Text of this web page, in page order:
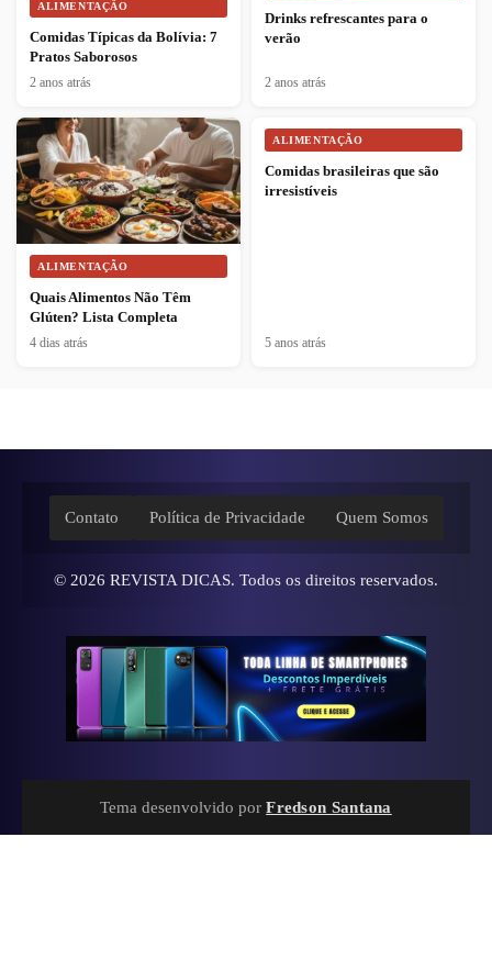
ALIMENTAÇÃO
Comidas Típicas da Bolívia: 7
Pratos Saborosos
2 anos atrás
Drinks refrescantes para o
verão
2 anos atrás
ALIMENTAÇÃO
Quais Alimentos Não Têm
Glúten? Lista Completa
4 dias atrás
ALIMENTAÇÃO
Comidas brasileiras que são
irresistíveis
5 anos atrás
Contato Política de Privacidade Quem Somos
© 2026 REVISTA DICAS. Todos os direitos reservados.
Tema desenvolvido por Fredson Santana